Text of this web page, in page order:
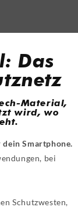
Das
Material,
wird, wo
Smartphone.
bei
Schutzwesten,